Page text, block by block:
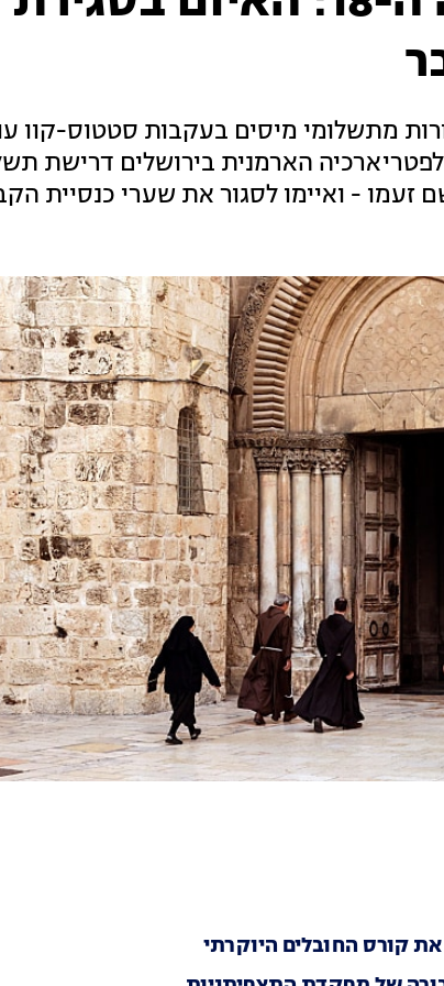
מתשלומי מיסים בעקבות סטטוס-קוו
לפטריארכיה הארמנית בירושלים דרישת
זעמו - ואיימו לסגור את שערי כנסיית